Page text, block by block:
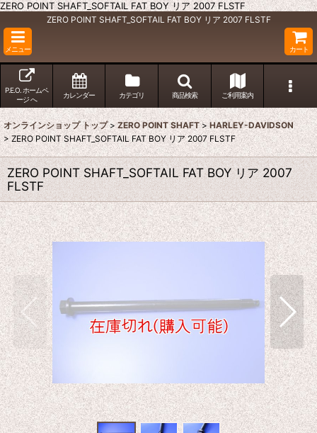
ZERO POINT SHAFT_SOFTAIL FAT BOY リア 2007 FLSTF
ZERO POINT SHAFT_SOFTAIL FAT BOY リア 2007 FLSTF
メニュー カート
P.E.O. ホームペ
ージ へ
カレンダー カテゴリ 商品検索 ご利用案内
オンラインショップ トップ > ZERO POINT SHAFT > HARLEY-DAVIDSON
> ZERO POINT SHAFT_SOFTAIL FAT BOY リア 2007 FLSTF
ZERO POINT SHAFT_SOFTAIL FAT BOY リア 2007
FLSTF